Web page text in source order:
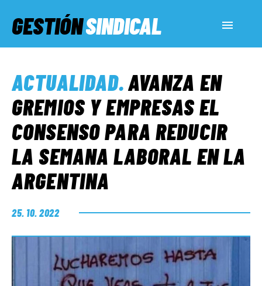
GESTIÓNSINDICAL
SERVICIOS SOCIALES
INFORMES ESPECIALES
FUERA DE MEGÁFONO
EL LADO «G»
ACTUALIDAD.AVANZA EN
GREMIOS Y EMPRESAS EL
CONSENSO PARA REDUCIR
LA SEMANA LABORAL EN LA
ARGENTINA
25. 10. 2022